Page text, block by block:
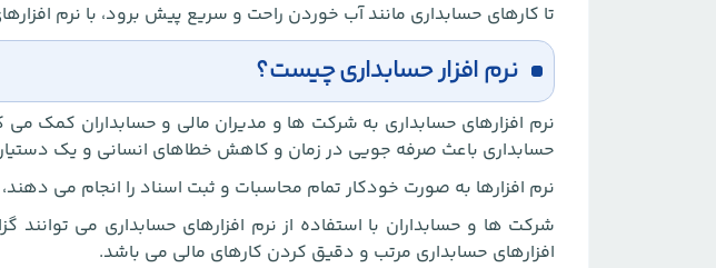
تا کارهای حسابداری مانند آب خوردن راحت و سریع پیش برود، با نرم
نرم افزار حسابداری چیست؟
نرم افزارهای حسابداری به شرکت ها و مدیران مالی و حسابداران کمک می
حسابداری باعث صرفه جویی در زمان و کاهش خطاهای انسانی و یک
نرم افزارها به صورت خودکار تمام محاسبات و ثبت اسناد را انجام می دهند،
شرکت ها و حسابداران با استفاده از نرم افزارهای حسابداری می توانند
افزارهای حسابداری مرتب و دقیق کردن کارهای مالی می باشد.